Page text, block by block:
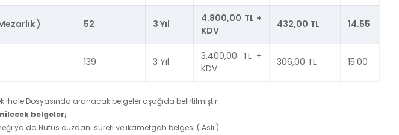
) 52 3 Yıl
4.800,00 TL +
KDV
432,00 TL 14.55
139 3 Yıl
3.400,00 TL +
KDV
306,00 TL 15.00
İhale Dosyasında aranacak belgeler aşağıda belirtilmiştir.
belgeler;
ya da Nüfus cüzdanı sureti ve ikametgâh belgesi ( Aslı )